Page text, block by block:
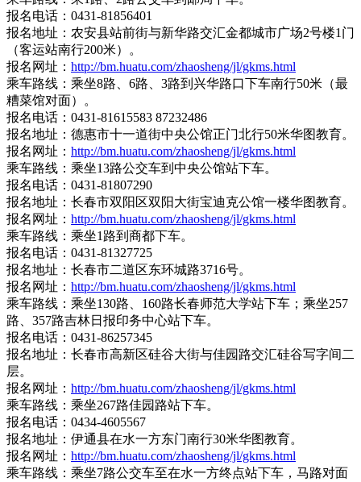
报名电话：0431-81856401
报名地址：农安县站前街与新华路交汇金都城市广场2号楼1门
（客运站南行200米）。
报名网址： http://bm.huatu.com/zhaosheng/jl/gkms.html
乘车路线：乘坐8路、6路、3路到兴华路口下车南行50米（最
糟菜馆对面）。
报名电话：0431-81615583 87232486
报名地址：德惠市十一道街中央公馆正门北行50米华图教育。
报名网址： http://bm.huatu.com/zhaosheng/jl/gkms.html
乘车路线：乘坐13路公交车到中央公馆站下车。
报名电话：0431-81807290
报名地址：长春市双阳区双阳大街宝迪克公馆一楼华图教育。
报名网址： http://bm.huatu.com/zhaosheng/jl/gkms.html
乘车路线：乘坐1路到商都下车。
报名电话：0431-81327725
报名地址：长春市二道区东环城路3716号。
报名网址： http://bm.huatu.com/zhaosheng/jl/gkms.html
乘车路线：乘坐130路、160路长春师范大学站下车；乘坐257
路、357路吉林日报印务中心站下车。
报名电话：0431-86257345
报名地址：长春市高新区硅谷大街与佳园路交汇硅谷写字间二
层。
报名网址： http://bm.huatu.com/zhaosheng/jl/gkms.html
乘车路线：乘坐267路佳园路站下车。
报名电话：0434-4605567
报名地址：伊通县在水一方东门南行30米华图教育。
报名网址： http://bm.huatu.com/zhaosheng/jl/gkms.html
乘车路线：乘坐7路公交车至在水一方终点站下车，马路对面